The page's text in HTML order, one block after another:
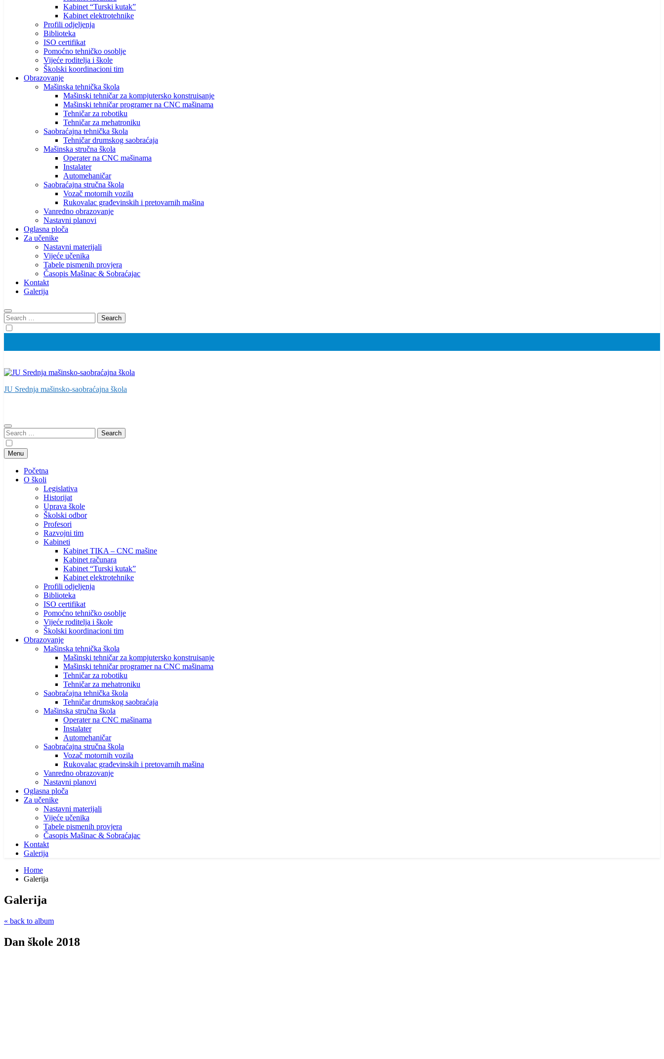
Kabinet “Turski kutak”
Kabinet elektrotehnike
Profili odjeljenja
Biblioteka
ISO certifikat
Pomoćno tehničko osoblje
Vijeće roditelja i škole
Školski koordinacioni tim
Obrazovanje
Mašinska tehnička škola
Mašinski tehničar za kompjutersko konstruisanje
Mašinski tehničar programer na CNC mašinama
Tehničar za robotiku
Tehničar za mehatroniku
Saobraćajna tehnička škola
Tehničar drumskog saobraćaja
Mašinska stručna škola
Operater na CNC mašinama
Instalater
Automehaničar
Saobraćajna stručna škola
Vozač motornih vozila
Rukovalac građevinskih i pretovarnih mašina
Vanredno obrazovanje
Nastavni planovi
Oglasna ploča
Za učenike
Nastavni materijali
Vijeće učenika
Tabele pismenih provjera
Časopis Mašinac & Sobraćajac
Kontakt
Galerija
Search
for:
JU Srednja mašinsko-saobraćajna škola
Search
for:
Menu
Početna
O školi
Legislativa
Historijat
Uprava škole
Školski odbor
Profesori
Razvojni tim
Kabineti
Kabinet TIKA – CNC mašine
Kabinet računara
Kabinet “Turski kutak”
Kabinet elektrotehnike
Profili odjeljenja
Biblioteka
ISO certifikat
Pomoćno tehničko osoblje
Vijeće roditelja i škole
Školski koordinacioni tim
Obrazovanje
Mašinska tehnička škola
Mašinski tehničar za kompjutersko konstruisanje
Mašinski tehničar programer na CNC mašinama
Tehničar za robotiku
Tehničar za mehatroniku
Saobraćajna tehnička škola
Tehničar drumskog saobraćaja
Mašinska stručna škola
Operater na CNC mašinama
Instalater
Automehaničar
Saobraćajna stručna škola
Vozač motornih vozila
Rukovalac građevinskih i pretovarnih mašina
Vanredno obrazovanje
Nastavni planovi
Oglasna ploča
Za učenike
Nastavni materijali
Vijeće učenika
Tabele pismenih provjera
Časopis Mašinac & Sobraćajac
Kontakt
Galerija
Home
Galerija
Galerija
« back to album
Dan škole 2018